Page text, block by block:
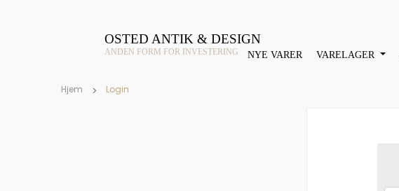
OSTED ANTIK & DESIGN
ANDEN FORM FOR INVESTERING NYE VARER VARELAGER
Hjem Login